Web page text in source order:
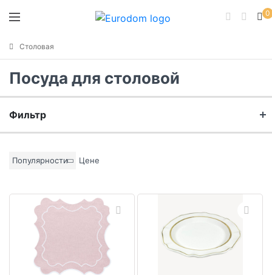
0
Столовая
Посуда для столовой
Фильтр
Цвет основы
Коллекция
Популярности Цене